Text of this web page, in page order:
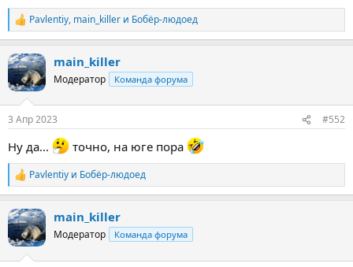
Р
е
к
ц
и
Pavlentiy, main_killer и Бобёр-людоед
main_killer
Модератор Команда форума
3 Апр 2023 #552
Ну да... точно, на юге пора
Р
е
к
ц
и
Pavlentiy и Бобёр-людоед
main_killer
Модератор Команда форума